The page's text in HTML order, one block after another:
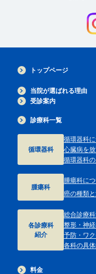
トップページ
当院が選ばれる理由
受診案内
診療科一覧
循環器科
循環器科
心臓病を
循環器科
腫瘍科
腫瘍科に
癌の種類
各診療科
紹介
総合診療科
整形・神
予防・ワ
各科の具
料金